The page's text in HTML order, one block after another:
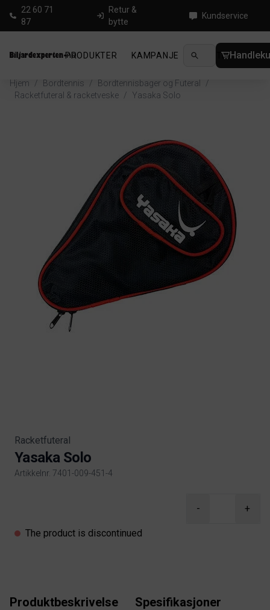
22 60 71
87
Retur &
bytte
Kundservice
PRODUKTER KAMPANJE NYHETER
Hjem / Bordtennis / Bordtennisbager og Futeral
/
Racketfuteral & racketveske / Yasaka Solo
Racketfuteral
Yasaka Solo
Artikkelnr. 7401-009-451-4
- +
The product is discontinued
Produktbeskrivelse Spesifikasjoner